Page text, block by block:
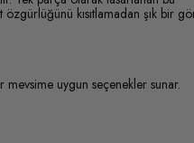
özgürlüğünü kısıtlamadan şık bir
uygun seçenekler sunar.